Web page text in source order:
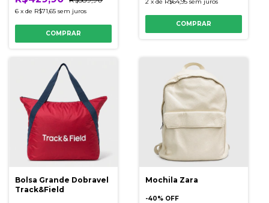
6 x de R$71,65 sem juros
COMPRAR
2 x de R$64,95 sem juros
COMPRAR
Bolsa Grande Dobravel
Track&Field
Mochila Zara
-40% OFF